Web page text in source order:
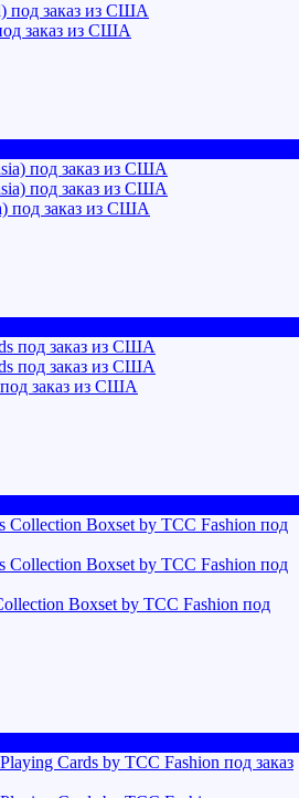
заказ из США
под заказ из США
заказ из США
Boxset by TCC Fashion под